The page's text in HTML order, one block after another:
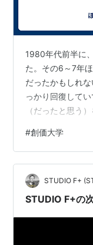
1980年代前半に
た。その6～7年
だったかもしれ
っかり回復して
（だったと思う
学会学生部の年
会を設けたこと
大学の一年生だ
交流も活発なのだ
で、創価大と中
#創価大学
STUDIO F+
STUDIO F+の